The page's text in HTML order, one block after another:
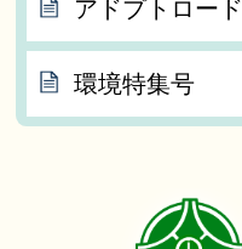
アドプトロード
環境特集号